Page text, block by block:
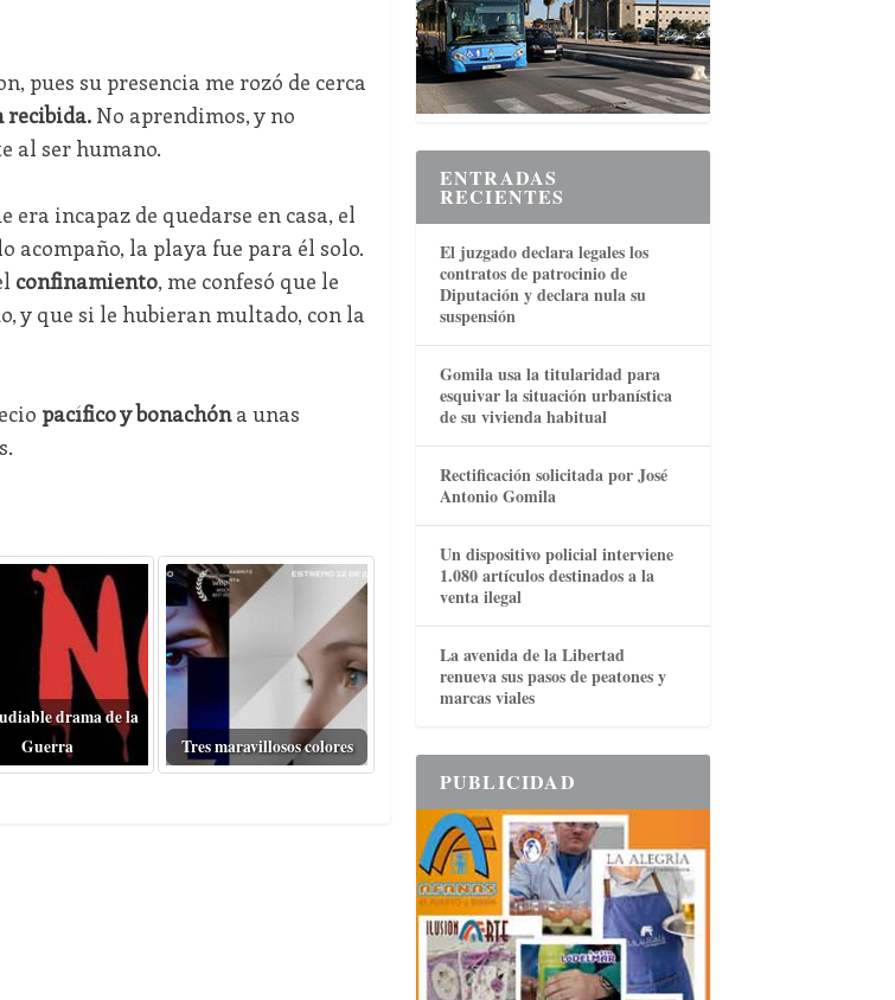
pues su presencia me rozó de cerca
recibida.No aprendimos, y no
al ser humano.
era incapaz de quedarse en casa, el
acompaño, la playa fue para él solo.
confinamiento, me confesó que le
y que si le hubieran multado, con la
pacífico y bonachóna unas
drama de la
Guerra
Tres maravillosos colores
ENTRADAS
RECIENTES
El juzgado declara legales los
contratos de patrocinio de
Diputación y declara nula su
suspensión
Gomila usa la titularidad para
esquivar la situación urbanística
de su vivienda habitual
Rectificación solicitada por José
Antonio Gomila
Un dispositivo policial interviene
1.080 artículos destinados a la
venta ilegal
La avenida de la Libertad
renueva sus pasos de peatones y
marcas viales
PUBLICIDAD